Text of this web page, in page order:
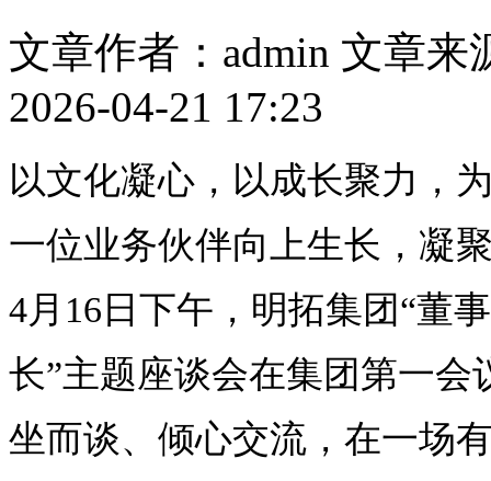
文章作者：admin 文章来
2026-04-21 17:23
以文化凝心，以成长聚力，
一位业务伙伴向上生长，凝
4月16日下午，明拓集团“
长”主题座谈会在集团第一
坐而谈、倾心交流，在一场